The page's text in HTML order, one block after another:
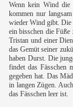
Wenn kein Wind die
kommen nur
wieder Wind gibt. Die
ein bisschen die
Tristan und einer
das Gemüt seiner
haben Durst. Die
findet das Fässchen
gegeben hat. Das
in langen Zügen.
das Fässchen leer ist.